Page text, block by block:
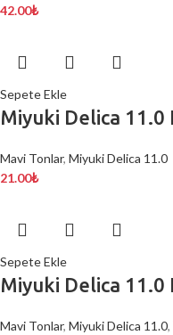
42.00₺
Sepete Ekle
Miyuki Delica 11.0
Mavi Tonlar, Miyuki Delica 11.0
21.00₺
Sepete Ekle
Miyuki Delica
Mavi Tonlar, Miyuki Delica 11.0,